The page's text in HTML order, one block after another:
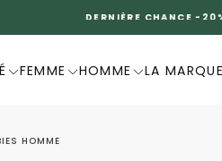
FEMME HOMME LA MARQUE
HOMME